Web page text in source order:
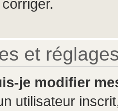
et
je modifier
utilisateur